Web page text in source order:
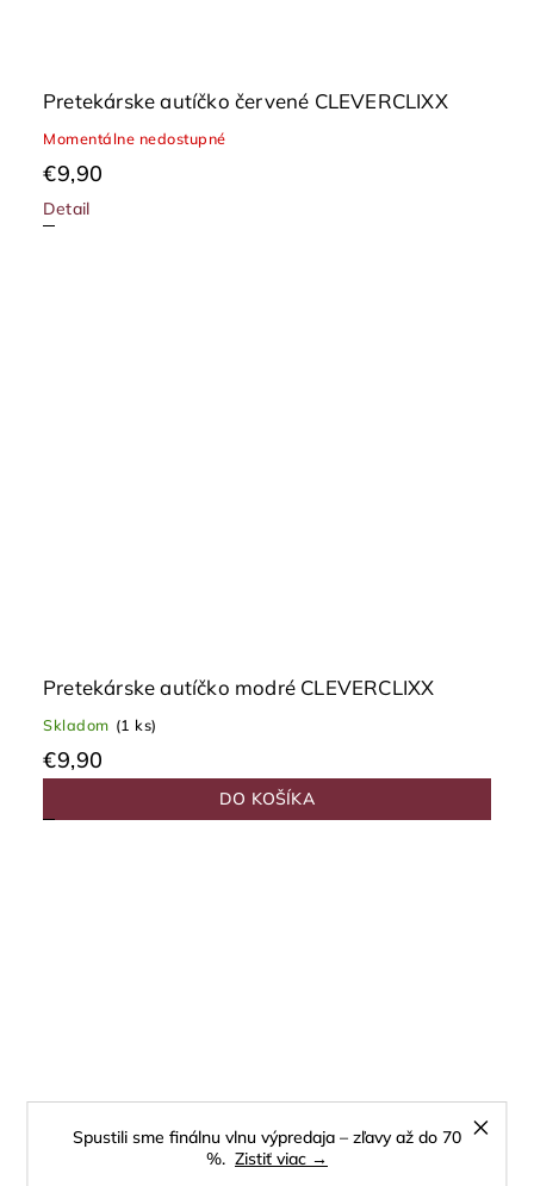
Spustili sme finálnu vlnu výpredaja – zľavy až do 70
%. Zistiť viac →
Pretekárske autíčko červené CLEVERCLIXX
Momentálne nedostupné
€9,90
Detail
Pretekárske autíčko modré CLEVERCLIXX
Skladom (1 ks)
€9,90
DO KOŠÍKA